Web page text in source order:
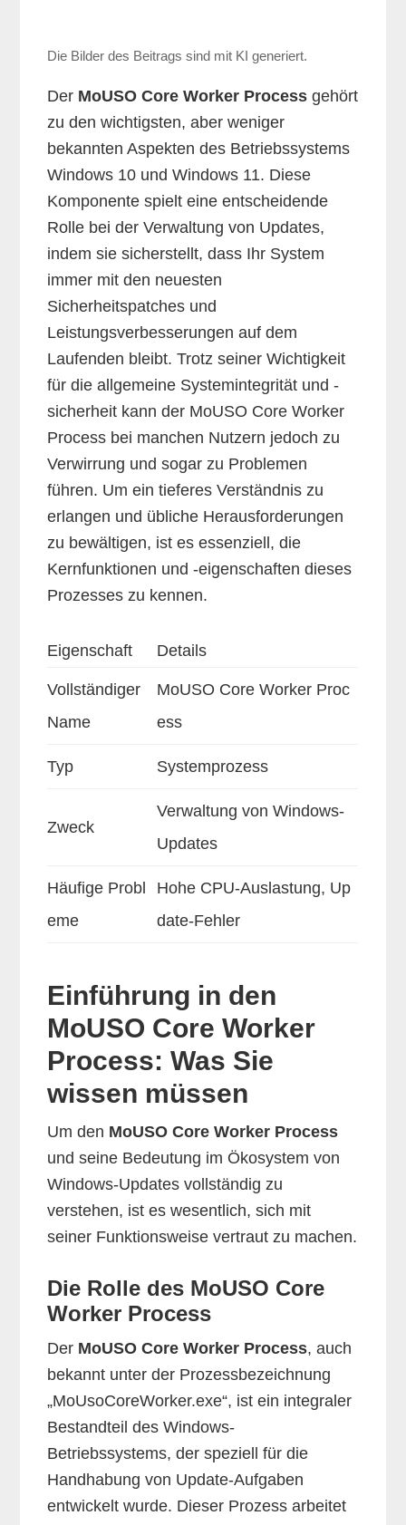
Die Bilder des Beitrags sind mit KI generiert.
Der MoUSO Core Worker Process gehört
zu den wichtigsten, aber weniger
bekannten Aspekten des Betriebssystems
Windows 10 und Windows 11. Diese
Komponente spielt eine entscheidende
Rolle bei der Verwaltung von Updates,
indem sie sicherstellt, dass Ihr System
immer mit den neuesten
Sicherheitspatches und
Leistungsverbesserungen auf dem
Laufenden bleibt. Trotz seiner Wichtigkeit
für die allgemeine Systemintegrität und -
sicherheit kann der MoUSO Core Worker
Process bei manchen Nutzern jedoch zu
Verwirrung und sogar zu Problemen
führen. Um ein tieferes Verständnis zu
erlangen und übliche Herausforderungen
zu bewältigen, ist es essenziell, die
Kernfunktionen und -eigenschaften dieses
Prozesses zu kennen.
Eigenschaft Details
Vollständiger
Name
MoUSO Core Worker Proc
ess
Typ Systemprozess
Zweck
Verwaltung von Windows-
Updates
Häufige Probl
eme
Hohe CPU-Auslastung, Up
date-Fehler
Einführung in den
MoUSO Core Worker
Process: Was Sie
wissen müssen
Um den MoUSO Core Worker Process
und seine Bedeutung im Ökosystem von
Windows-Updates vollständig zu
verstehen, ist es wesentlich, sich mit
seiner Funktionsweise vertraut zu machen.
Die Rolle des MoUSO Core
Worker Process
Der MoUSO Core Worker Process, auch
bekannt unter der Prozessbezeichnung
„MoUsoCoreWorker.exe“, ist ein integraler
Bestandteil des Windows-
Betriebssystems, der speziell für die
Handhabung von Update-Aufgaben
entwickelt wurde. Dieser Prozess arbeitet